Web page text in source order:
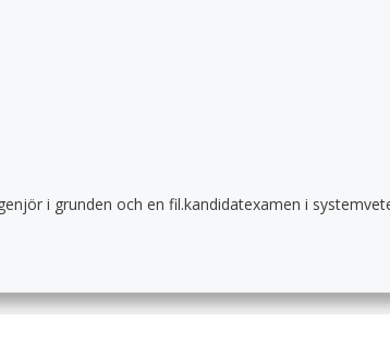
i grunden och en fil.kandidatexamen i